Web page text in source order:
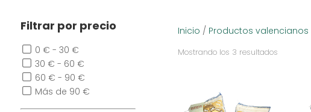
Filtrar por precio
0 € - 30 €
30 € - 60 €
60 € - 90 €
Más de 90 €
Inicio / Productos valencianos
Mostrando los 3 resultados